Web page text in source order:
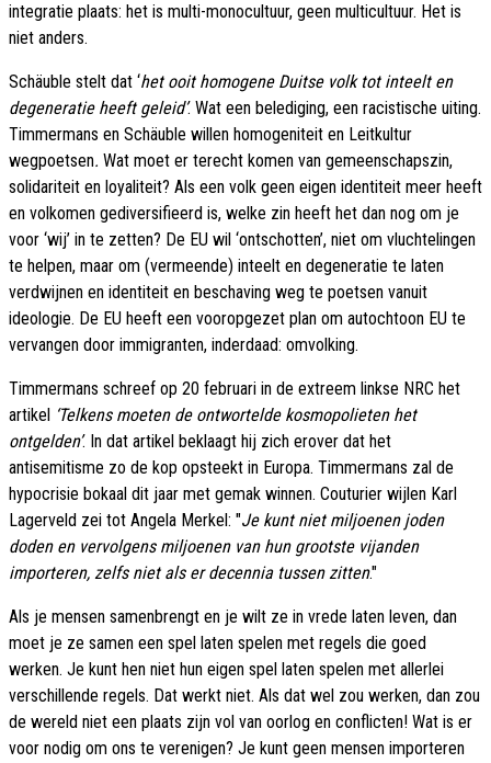
integratie plaats: het is multi-monocultuur, geen multicultuur. Het is
niet anders.
Schäuble stelt dat ‘het ooit homogene Duitse volk tot inteelt en
degeneratie heeft geleid’. Wat een belediging, een racistische uiting.
Timmermans en Schäuble willen homogeniteit en Leitkultur
wegpoetsen. Wat moet er terecht komen van gemeenschapszin,
solidariteit en loyaliteit? Als een volk geen eigen identiteit meer heeft
en volkomen gediversifieerd is, welke zin heeft het dan nog om je
voor ‘wij’ in te zetten? De EU wil ‘ontschotten’, niet om vluchtelingen
te helpen, maar om (vermeende) inteelt en degeneratie te laten
verdwijnen en identiteit en beschaving weg te poetsen vanuit
ideologie. De EU heeft een vooropgezet plan om autochtoon EU te
vervangen door immigranten, inderdaad: omvolking.
Timmermans schreef op 20 februari in de extreem linkse NRC het
artikel ‘Telkens moeten de ontwortelde kosmopolieten het
ontgelden’. In dat artikel beklaagt hij zich erover dat het
antisemitisme zo de kop opsteekt in Europa. Timmermans zal de
hypocrisie bokaal dit jaar met gemak winnen. Couturier wijlen Karl
Lagerveld zei tot Angela Merkel: "Je kunt niet miljoenen joden
doden en vervolgens miljoenen van hun grootste vijanden
importeren, zelfs niet als er decennia tussen zitten."
Als je mensen samenbrengt en je wilt ze in vrede laten leven, dan
moet je ze samen een spel laten spelen met regels die goed
werken. Je kunt hen niet hun eigen spel laten spelen met allerlei
verschillende regels. Dat werkt niet. Als dat wel zou werken, dan zou
de wereld niet een plaats zijn vol van oorlog en conflicten! Wat is er
voor nodig om ons te verenigen? Je kunt geen mensen importeren